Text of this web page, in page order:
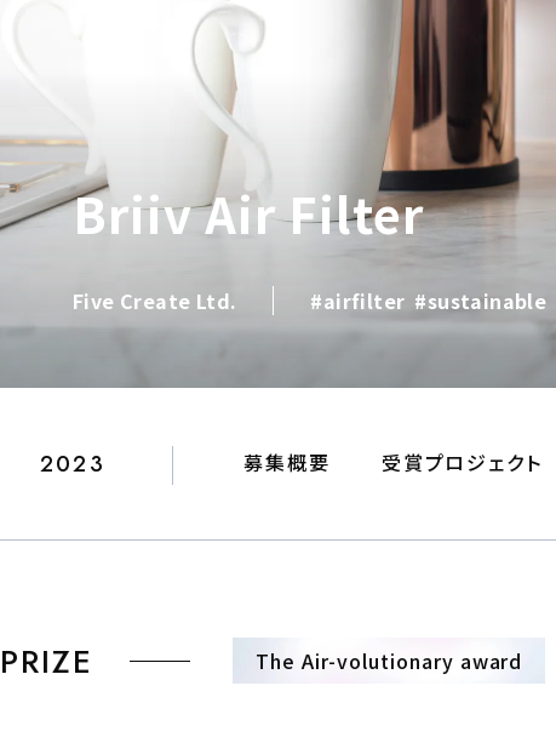
Briiv Air Filter
Five Create Ltd. #airfilter #sustainable
2023 募集概要 受賞プロジェクト
PRIZE The Air-volutionary award